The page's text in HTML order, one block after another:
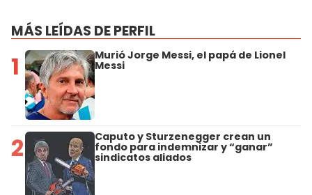
MÁS LEÍDAS DE PERFIL
1 Murió Jorge Messi, el papá de Lionel
Messi
2 Caputo y Sturzenegger crean un
fondo para indemnizar y “ganar”
sindicatos aliados